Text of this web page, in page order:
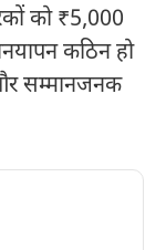
को ₹5,000
कठिन हो
सम्मानजनक